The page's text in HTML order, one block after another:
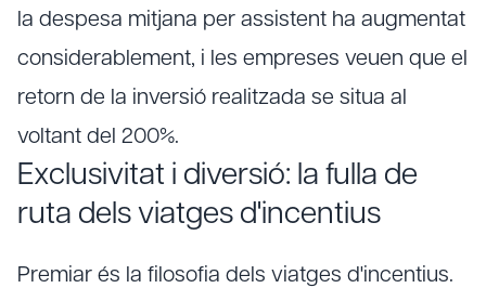
la despesa mitjana per assistent ha augmentat
considerablement, i les empreses veuen que el
retorn de la inversió realitzada se situa al
voltant del 200%.
Exclusivitat i diversió: la fulla de
ruta dels viatges d'incentius
Premiar és la filosofia dels viatges d'incentius.